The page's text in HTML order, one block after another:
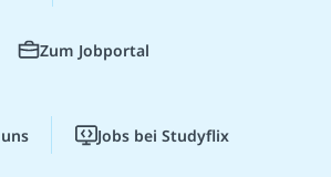
Zum Jobportal
Jobs bei Studyflix